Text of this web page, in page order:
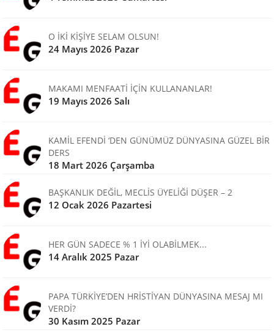
O İKİ KİŞİYE SELAM OLSUN!
24 Mayıs 2026 Pazar
MAKAMI MENFAATİ İÇİN KULLANANLAR!
19 Mayıs 2026 Salı
KAMİL EFENDİ ‘DEN GÜNÜMÜZ DÜNYASINA GÜZEL BİR
DERS
18 Mart 2026 Çarşamba
BAŞKANLIK DEĞİL, MECLİS ÜYELİĞİ DÜŞER – 2
12 Ocak 2026 Pazartesi
HER GÜN SADECE % 1 İYİ OLABİLMEK...
14 Aralık 2025 Pazar
PAPA TÜRKİYE’DEN HRİSTİYAN DÜNYASINA MESAJ MI
VERDİ?
30 Kasım 2025 Pazar